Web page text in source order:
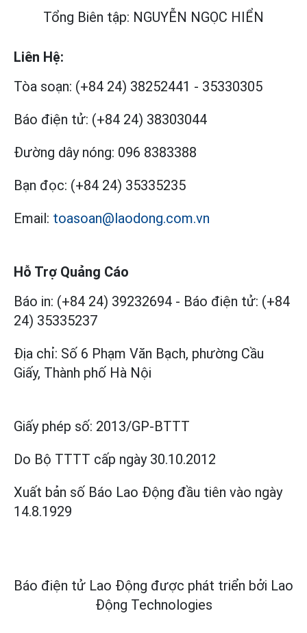
Tổng Biên tập: NGUYỄN NGỌC HIỂN
Liên Hệ:
Tòa soạn: (+84 24) 38252441 - 35330305
Báo điện tử: (+84 24) 38303044
Đường dây nóng: 096 8383388
Bạn đọc: (+84 24) 35335235
Email: toasoan@laodong.com.vn
Hỗ Trợ Quảng Cáo
Báo in: (+84 24) 39232694 - Báo điện tử: (+84
24) 35335237
Địa chỉ: Số 6 Phạm Văn Bạch, phường Cầu
Giấy, Thành phố Hà Nội
Giấy phép số: 2013/GP-BTTT
Do Bộ TTTT cấp ngày 30.10.2012
Xuất bản số Báo Lao Động đầu tiên vào ngày
14.8.1929
Báo điện tử Lao Động được phát triển bởi Lao
Động Technologies